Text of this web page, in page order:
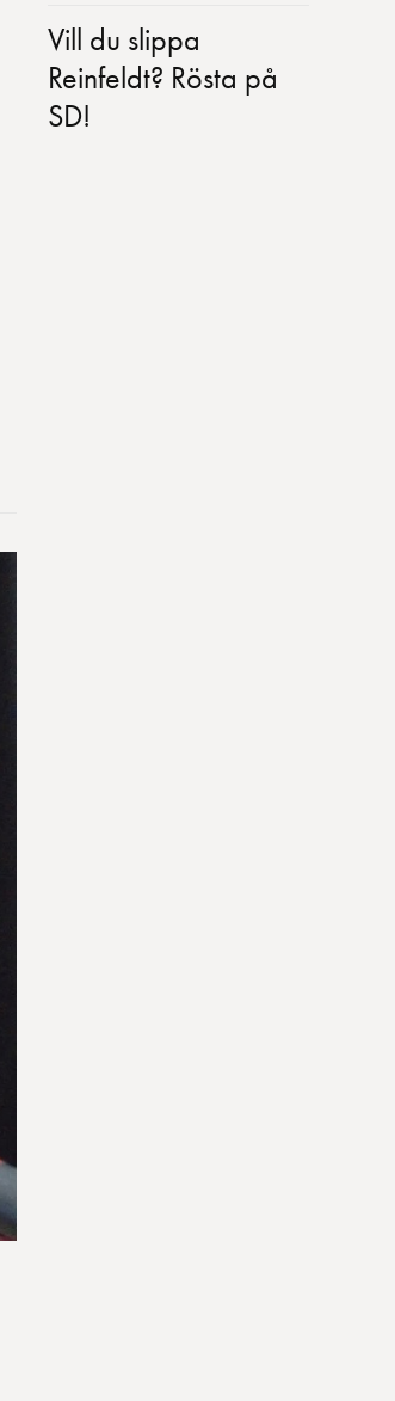
Vill du slippa
Reinfeldt? Rösta på
SD!